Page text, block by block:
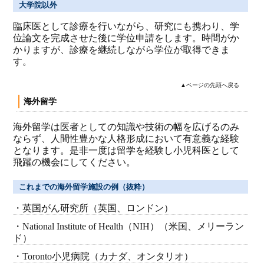
大学院以外
臨床医として診療を行いながら、研究にも携わり、学
位論文を完成させた後に学位申請をします。時間がか
かりますが、診療を継続しながら学位が取得できま
す。
▲ページの先頭へ戻る
海外留学
海外留学は医者としての知識や技術の幅を広げるのみ
ならず、人間性豊かな人格形成において有意義な経験
となります。是非一度は留学を経験し小児科医として
飛躍の機会にしてください。
これまでの海外留学施設の例（抜粋）
・英国がん研究所（英国、ロンドン）
・National Institute of Health（NIH）（米国、メリーラン
ド）
・Toronto小児病院（カナダ、オンタリオ）